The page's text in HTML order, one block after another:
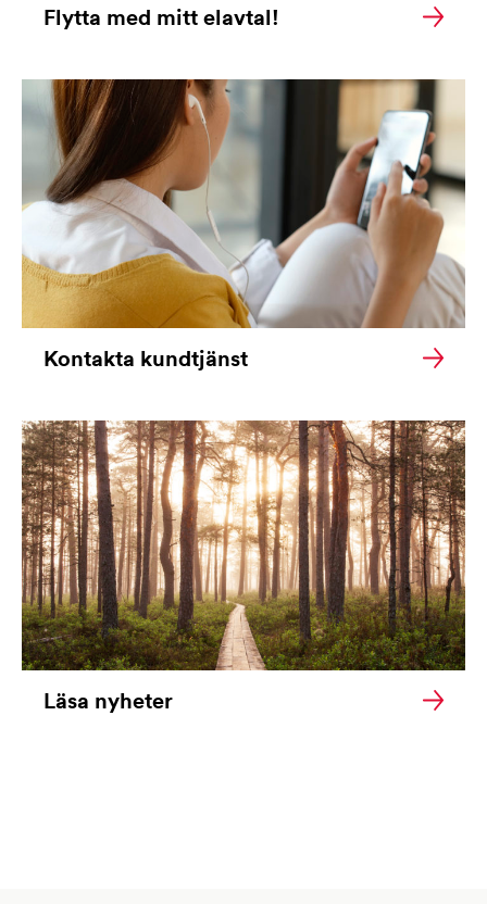
Flytta med mitt elavtal!
Kontakta kundtjänst
Läsa nyheter